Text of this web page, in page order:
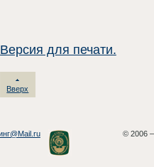
Версия для печати.
Вверх
© 2006